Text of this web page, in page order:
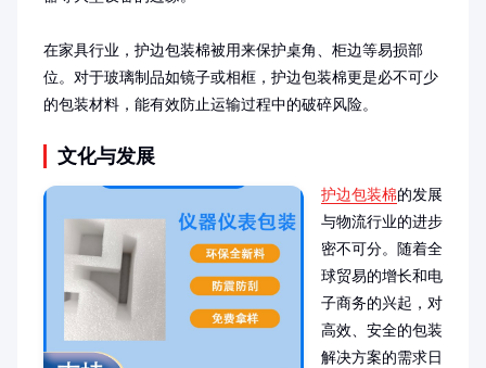
在家具行业，护边包装棉被用来保护桌角、柜边等易损部
位。对于玻璃制品如镜子或相框，护边包装棉更是必不可少
的包装材料，能有效防止运输过程中的破碎风险。
文化与发展
护边包装棉的发展
与物流行业的进步
密不可分。随着全
球贸易的增长和电
子商务的兴起，对
高效、安全的包装
解决方案的需求日